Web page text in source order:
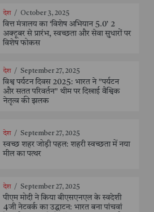
देश / October 3, 2025
वित्त मंत्रालय का ‘विशेष अभियान 5.0’ 2
अक्टूबर से प्रारंभ, स्वच्छता और सेवा सुधारों पर
विशेष फोकस
देश / September 27, 2025
विश्व पर्यटन दिवस 2025: भारत ने "पर्यटन
और सतत परिवर्तन" थीम पर दिखाई वैश्विक
नेतृत्व की झलक
देश / September 27, 2025
स्वच्छ शहर जोड़ी पहल: शहरी स्वच्छता में नया
मील का पत्थर
देश / September 27, 2025
पीएम मोदी ने किया बीएसएनएल के स्वदेशी
4जी नेटवर्क का उद्घाटन: भारत बना पांचवां